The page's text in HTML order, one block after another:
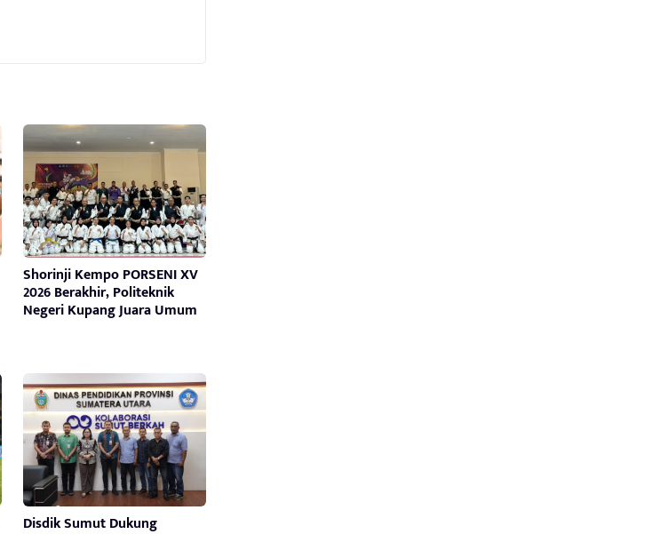
Shorinji Kempo PORSENI XV
2026 Berakhir, Politeknik
Negeri Kupang Juara Umum
Disdik Sumut Dukung